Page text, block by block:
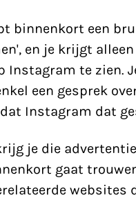
binnenkort een
en je krijgt
Instagram te zien.
een gesprek
Instagram dat
je die
gaat
websites